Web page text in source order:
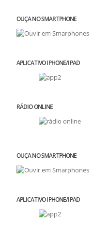
OUÇA NO SMARTPHONE
APLICATIVO IPHONE/IPAD
RÁDIO ONLINE
OUÇA NO SMARTPHONE
APLICATIVO IPHONE/IPAD